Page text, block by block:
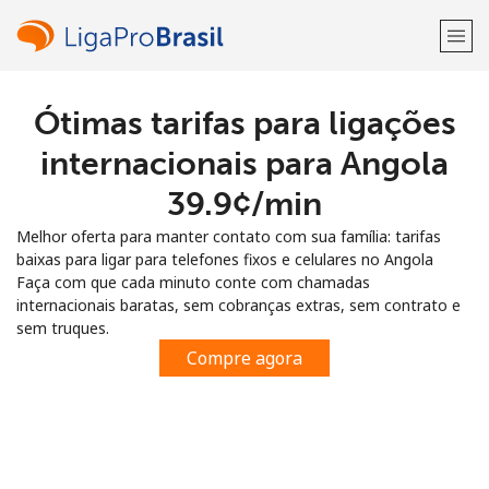
Bem-vindo(a)!
Já tem uma conta?
Entrar com
ou
Ótimas tarifas para ligações
internacionais para Angola
⁦39.9¢⁩/min
Melhor oferta para manter contato com sua família: tarifas
baixas para ligar para telefones fixos e celulares no Angola
Faça com que cada minuto conte com chamadas
internacionais baratas, sem cobranças extras, sem contrato e
sem truques.
Compre agora